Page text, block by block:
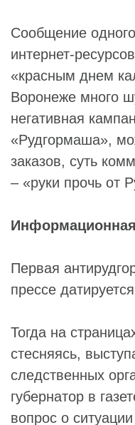
Сообщение
интернет-
«красным днем
Воронеже много
негативная
«Рудгормаша»,
заказов, суть
– «руки прочь от
Первая
прессе
Тогда на
стесняясь,
следственных
губернатор в
вопрос о